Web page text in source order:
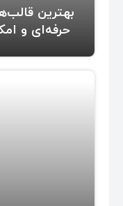
بهترین
حرفه‌ای و